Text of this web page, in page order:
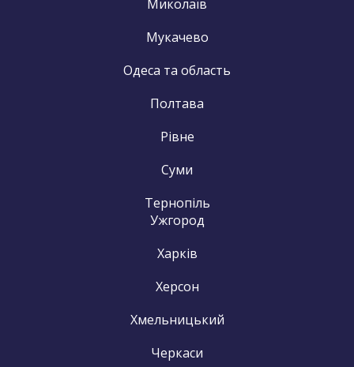
Миколаїв
Мукачево
Одеса та область
Полтава
Рівне
Суми
Тернопіль
Ужгород
Харків
Херсон
Хмельницький
Черкаси